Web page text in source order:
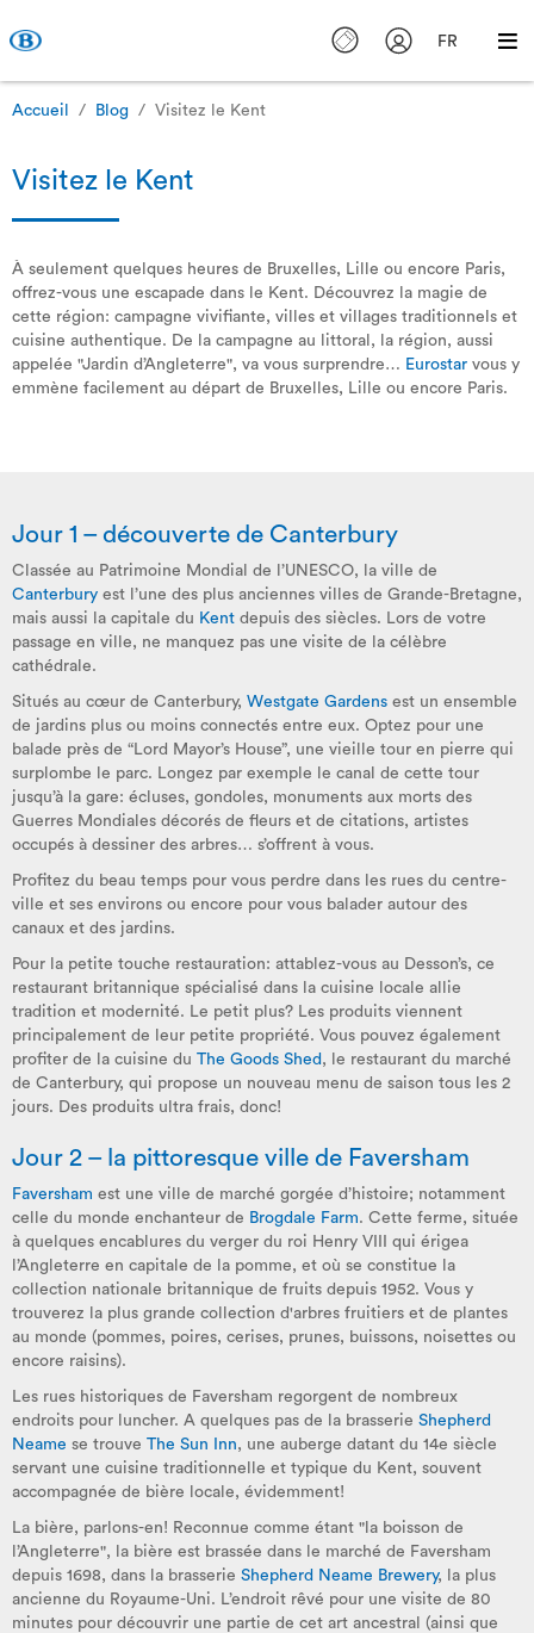
FR
Accueil Blog Visitez le Kent
Visitez le Kent
À seulement quelques heures de Bruxelles, Lille ou encore Paris,
offrez-vous une escapade dans le Kent. Découvrez la magie de
cette région: campagne vivifiante, villes et villages traditionnels et
cuisine authentique. De la campagne au littoral, la région, aussi
appelée "Jardin d’Angleterre", va vous surprendre… Eurostar vous y
emmène facilement au départ de Bruxelles, Lille ou encore Paris.
Jour 1 – découverte de Canterbury
Classée au Patrimoine Mondial de l’UNESCO, la ville de
Canterbury est l’une des plus anciennes villes de Grande-Bretagne,
mais aussi la capitale du Kent depuis des siècles. Lors de votre
passage en ville, ne manquez pas une visite de la célèbre
cathédrale.
Situés au cœur de Canterbury, Westgate Gardens est un ensemble
de jardins plus ou moins connectés entre eux. Optez pour une
balade près de “Lord Mayor’s House”, une vieille tour en pierre qui
surplombe le parc. Longez par exemple le canal de cette tour
jusqu’à la gare: écluses, gondoles, monuments aux morts des
Guerres Mondiales décorés de fleurs et de citations, artistes
occupés à dessiner des arbres… s’offrent à vous.
Profitez du beau temps pour vous perdre dans les rues du centre-
ville et ses environs ou encore pour vous balader autour des
canaux et des jardins.
Pour la petite touche restauration: attablez-vous au Desson’s, ce
restaurant britannique spécialisé dans la cuisine locale allie
tradition et modernité. Le petit plus? Les produits viennent
principalement de leur petite propriété. Vous pouvez également
profiter de la cuisine du The Goods Shed , le restaurant du marché
de Canterbury, qui propose un nouveau menu de saison tous les 2
jours. Des produits ultra frais, donc!
Jour 2 – la pittoresque ville de Faversham
Faversham est une ville de marché gorgée d’histoire; notamment
celle du monde enchanteur de Brogdale Farm. Cette ferme, située
à quelques encablures du verger du roi Henry VIII qui érigea
l’Angleterre en capitale de la pomme, et où se constitue la
collection nationale britannique de fruits depuis 1952. Vous y
trouverez la plus grande collection d'arbres fruitiers et de plantes
au monde (pommes, poires, cerises, prunes, buissons, noisettes ou
encore raisins).
Les rues historiques de Faversham regorgent de nombreux
endroits pour luncher. A quelques pas de la brasserie Shepherd
Neame se trouve The Sun Inn, une auberge datant du 14e siècle
servant une cuisine traditionnelle et typique du Kent, souvent
accompagnée de bière locale, évidemment!
La bière, parlons-en! Reconnue comme étant "la boisson de
l’Angleterre", la bière est brassée dans le marché de Faversham
depuis 1698, dans la brasserie Shepherd Neame Brewery, la plus
ancienne du Royaume-Uni. L’endroit rêvé pour une visite de 80
minutes pour découvrir une partie de cet art ancestral (ainsi que